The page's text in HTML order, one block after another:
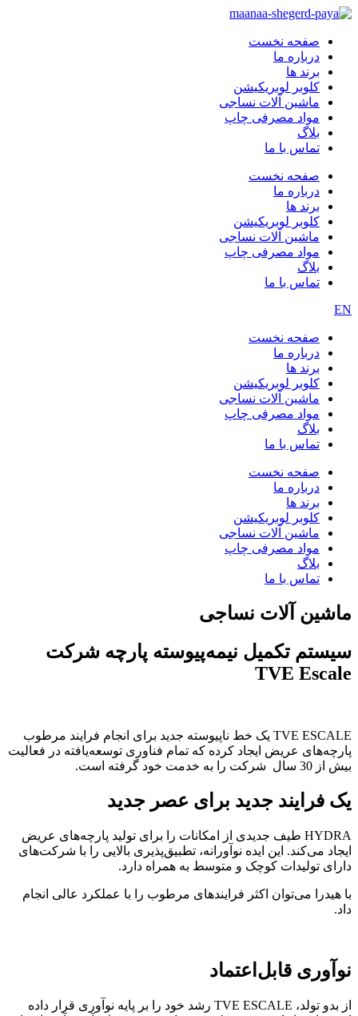
پرش
محتوا
صفحه نخست
درباره ما
برند ها
کلوبر لوبریکیشن
ماشین آلات نساجی
مواد مصرفی چاپ
بلاگ
تماس با ما
صفحه نخست
درباره ما
برند ها
کلوبر لوبریکیشن
ماشین آلات نساجی
مواد مصرفی چاپ
بلاگ
تماس با ما
EN
صفحه نخست
درباره ما
برند ها
کلوبر لوبریکیشن
ماشین آلات نساجی
مواد مصرفی چاپ
بلاگ
تماس با ما
صفحه نخست
درباره ما
برند ها
کلوبر لوبریکیشن
ماشین آلات نساجی
مواد مصرفی چاپ
بلاگ
تماس با ما
ماشین آلات نساجی
سیستم تکمیل نیمه‌پیوسته پارچه شرکت
TVE Escale
TVE ESCALE یک خط ناپیوسته جدید برای انجام فرایند مرطوب
پارچه‌های عریض ایجاد کرده که تمام فناوری توسعه‌یافته در فعالیت
بیش از 30 سال شرکت را به خدمت خود گرفته است.
یک فرایند جدید برای عصر جدید
HYDRA طیف جدیدی از امکانات را برای تولید پارچه‌های عریض
ایجاد می‌کند. این ایده نوآورانه، تطبیق‌پذیری بالایی را با شرکت‌های
دارای تولیدات کوچک و متوسط به همراه دارد.
با هیدرا می‌توان اکثر فرایندهای مرطوب را با عملکرد عالی انجام
داد.
نوآوری قابل‌اعتماد
از بدو تولد، TVE ESCALE رشد خود را بر پایه نوآوری قرار داده